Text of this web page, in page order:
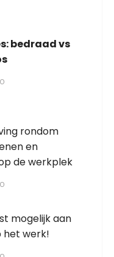
bedraad vs
rondom
en
de werkplek
mogelijk aan
het werk!